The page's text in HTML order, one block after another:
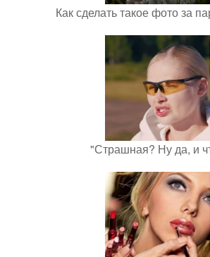
Как сделать такое фото за
"Страшная? Ну да, и